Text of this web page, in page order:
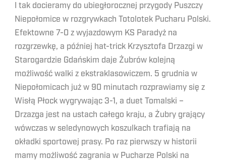
I tak docieramy do ubiegłorocznej przygody Puszczy
Niepołomice w rozgrywkach Totolotek Pucharu Polski.
Efektowne 7-0 z wyjazdowym KS Paradyż na
rozgrzewkę, a później hat-trick Krzysztofa Drzazgi w
Starogardzie Gdańskim daje Żubrów kolejną
możliwość walki z ekstraklasowiczem. 5 grudnia w
Niepołomicach już w 90 minutach rozprawiamy się z
Wisłą Płock wygrywając 3-1, a duet Tomalski –
Drzazga jest na ustach całego kraju, a Żubry grający
wówczas w seledynowych koszulkach trafiają na
okładki sportowej prasy. Po raz pierwszy w historii
mamy możliwość zagrania w Pucharze Polski na